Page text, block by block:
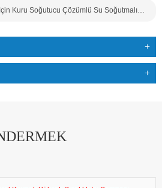
Kuzey Bölgesi Için Kuru Soğutucu Çözümlü Su Soğutmalı Chiller Düşük Ortam Sıcaklığı Bölgesi